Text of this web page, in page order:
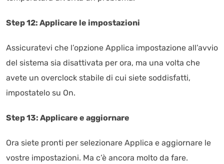
Step 12: Applicare le impostazioni
Assicuratevi che l’opzione Applica impostazione all’avvio
del sistema sia disattivata per ora, ma una volta che
avete un overclock stabile di cui siete soddisfatti,
impostatelo su On.
Step 13: Applicare e aggiornare
Ora siete pronti per selezionare Applica e aggiornare le
vostre impostazioni. Ma c’è ancora molto da fare.